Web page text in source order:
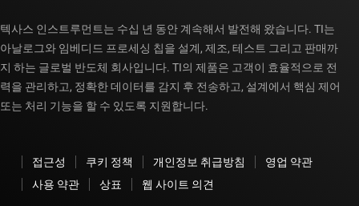
텍사스 인스트루먼트는 수십 년 동안 계속해서 발전해 왔습니다. TI는
아날로그와 임베디드 프로세싱 칩을 설계, 제조, 테스트 그리고 판매까
지 하는 글로벌 반도체 회사입니다. TI의 제품은 고객이 효율적으로 전
력을 관리하고, 정확한 데이터를 감지 후 전송하고, 설계에서 핵심 제어
또는 처리 기능을 할 수 있도록 지원합니다.
접근성 쿠키 정책 개인정보 취급방침
영업 약관
사용 약관
상표 웹 사이트 의견